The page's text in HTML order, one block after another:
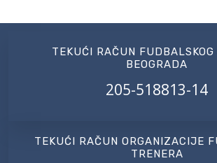
TEKUĆI RAČUN
BEOGRADA
205-518813-14
TEKUĆI RAČUN ORGANIZACIJE
TRENERA